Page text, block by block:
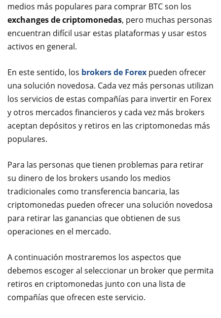
medios más populares para comprar BTC son los
exchanges de criptomonedas, pero muchas personas
encuentran difícil usar estas plataformas y usar estos
activos en general.
En este sentido, los brokers de Forex pueden ofrecer
una solución novedosa. Cada vez más personas utilizan
los servicios de estas compañías para invertir en Forex
y otros mercados financieros y cada vez más brokers
aceptan depósitos y retiros en las criptomonedas más
populares.
Para las personas que tienen problemas para retirar
su dinero de los brokers usando los medios
tradicionales como transferencia bancaria, las
criptomonedas pueden ofrecer una solución novedosa
para retirar las ganancias que obtienen de sus
operaciones en el mercado.
A continuación mostraremos los aspectos que
debemos escoger al seleccionar un broker que permita
retiros en criptomonedas junto con una lista de
compañías que ofrecen este servicio.